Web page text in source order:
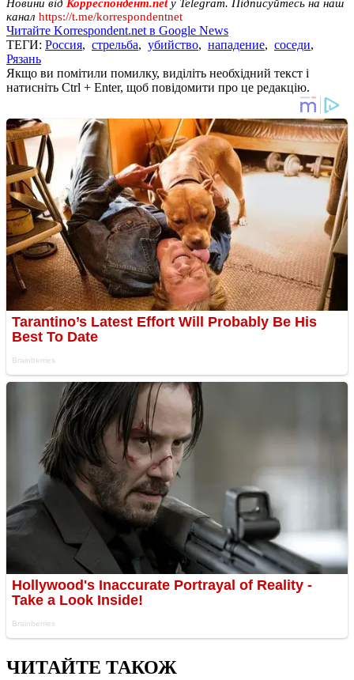
Новини від Корреспондент.net у Telegram. Підписуйтесь на наш
канал https://t.me/korrespondentnet
Читайте Korrespondent.net в Google News
ТЕГИ: Россия, стрельба, убийство, нападение, соседи,
Рязань
Якщо ви помітили помилку, виділіть необхідний текст і
натисніть Ctrl + Enter, щоб повідомити про це редакцію.
ЧИТАЙТЕ ТАКОЖ